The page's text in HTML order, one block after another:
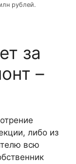
рублей.
за
–
либо из
всю